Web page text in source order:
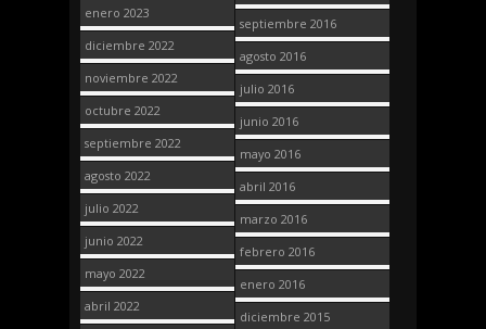
enero 2023
diciembre 2022
noviembre 2022
octubre 2022
septiembre 2022
agosto 2022
julio 2022
junio 2022
mayo 2022
abril 2022
septiembre 2016
agosto 2016
julio 2016
junio 2016
mayo 2016
abril 2016
marzo 2016
febrero 2016
enero 2016
diciembre 2015